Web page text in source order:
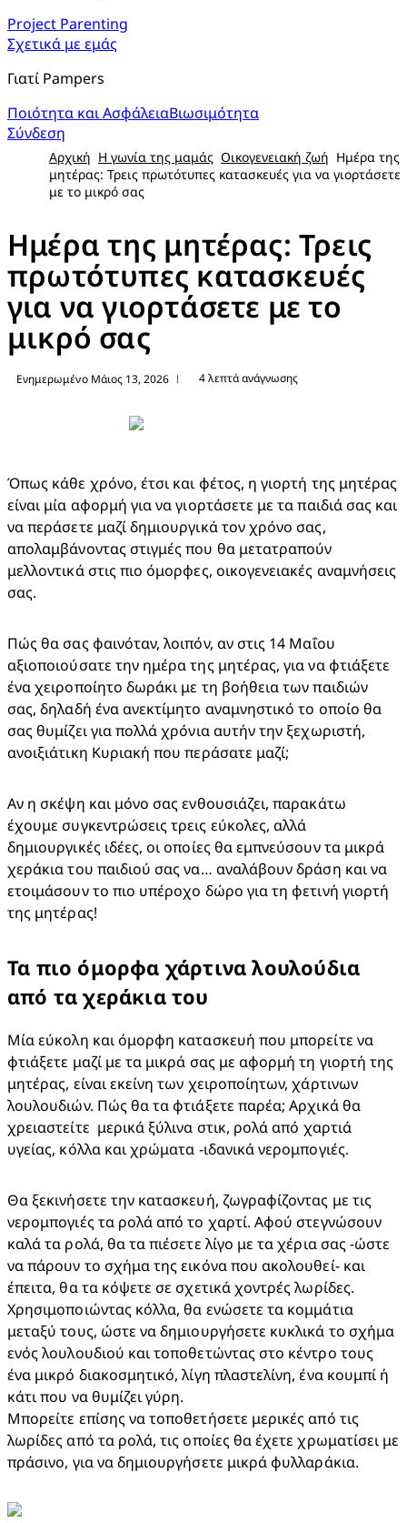
Project Parenting
Σχετικά με εμάς
Γιατί Pampers
Ποιότητα και ΑσφάλειαΒιωσιμότητα
Σύνδεση
Αρχική Η γωνία της μαμάς Οικογενειακή ζωή Ημέρα της
μητέρας: Τρεις πρωτότυπες κατασκευές για να γιορτάσετε
με το μικρό σας
Ημέρα της μητέρας: Τρεις
πρωτότυπες κατασκευές
για να γιορτάσετε με το
μικρό σας
Ενημερωμένο Μάιος 13, 2026 | 4 λεπτά ανάγνωσης
Όπως κάθε χρόνο, έτσι και φέτος, η γιορτή της μητέρας
είναι μία αφορμή για να γιορτάσετε με τα παιδιά σας και
να περάσετε μαζί δημιουργικά τον χρόνο σας,
απολαμβάνοντας στιγμές που θα μετατραπούν
μελλοντικά στις πιο όμορφες, οικογενειακές αναμνήσεις
σας.
Πώς θα σας φαινόταν, λοιπόν, αν στις 14 Μαΐου
αξιοποιούσατε την ημέρα της μητέρας, για να φτιάξετε
ένα χειροποίητο δωράκι με τη βοήθεια των παιδιών
σας, δηλαδή ένα ανεκτίμητο αναμνηστικό το οποίο θα
σας θυμίζει για πολλά χρόνια αυτήν την ξεχωριστή,
ανοιξιάτικη Κυριακή που περάσατε μαζί;
Αν η σκέψη και μόνο σας ενθουσιάζει, παρακάτω
έχουμε συγκεντρώσεις τρεις εύκολες, αλλά
δημιουργικές ιδέες, οι οποίες θα εμπνεύσουν τα μικρά
χεράκια του παιδιού σας να… αναλάβουν δράση και να
ετοιμάσουν το πιο υπέροχο δώρο για τη φετινή γιορτή
της μητέρας!
Τα πιο όμορφα χάρτινα λουλούδια
από τα χεράκια του
Μία εύκολη και όμορφη κατασκευή που μπορείτε να
φτιάξετε μαζί με τα μικρά σας με αφορμή τη γιορτή της
μητέρας, είναι εκείνη των χειροποίητων, χάρτινων
λουλουδιών. Πώς θα τα φτιάξετε παρέα; Αρχικά θα
χρειαστείτε  μερικά ξύλινα στικ, ρολά από χαρτιά
υγείας, κόλλα και χρώματα -ιδανικά νερομπογιές.
Θα ξεκινήσετε την κατασκευή, ζωγραφίζοντας με τις
νερομπογιές τα ρολά από το χαρτί. Αφού στεγνώσουν
καλά τα ρολά, θα τα πιέσετε λίγο με τα χέρια σας -ώστε
να πάρουν το σχήμα της εικόνα που ακολουθεί- και
έπειτα, θα τα κόψετε σε σχετικά χοντρές λωρίδες.
Χρησιμοποιώντας κόλλα, θα ενώσετε τα κομμάτια
μεταξύ τους, ώστε να δημιουργήσετε κυκλικά το σχήμα
ενός λουλουδιού και τοποθετώντας στο κέντρο τους
ένα μικρό διακοσμητικό, λίγη πλαστελίνη, ένα κουμπί ή
κάτι που να θυμίζει γύρη.
Μπορείτε επίσης να τοποθετήσετε μερικές από τις
λωρίδες από τα ρολά, τις οποίες θα έχετε χρωματίσει με
πράσινο, για να δημιουργήσετε μικρά φυλλαράκια.